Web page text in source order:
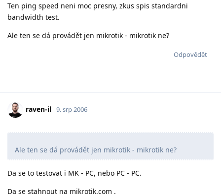
Ten ping speed neni moc presny, zkus spis standardni
bandwidth test.
Ale ten se dá provádět jen mikrotik - mikrotik ne?
Odpovědět
raven-il 9. srp 2006
Ale ten se dá provádět jen mikrotik - mikrotik ne?
Da se to testovat i MK - PC, nebo PC - PC.
Da se stahnout na mikrotik.com .